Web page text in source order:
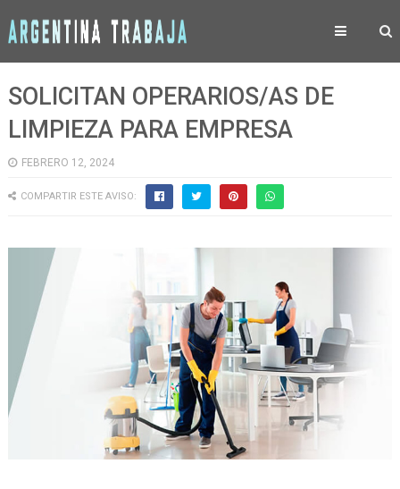
SOLICITAN OPERARIOS/AS DE
LIMPIEZA PARA EMPRESA
FEBRERO 12, 2024
COMPARTIR ESTE AVISO: